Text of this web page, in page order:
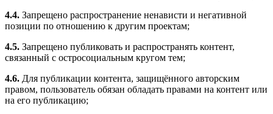
4.4. Запрещено распространение ненависти и негативной
позиции по отношению к другим проектам;
4.5. Запрещено публиковать и распространять контент,
связанный с остросоциальным кругом тем;
4.6. Для публикации контента, защищённого авторским
правом, пользователь обязан обладать правами на контент или
на его публикацию;